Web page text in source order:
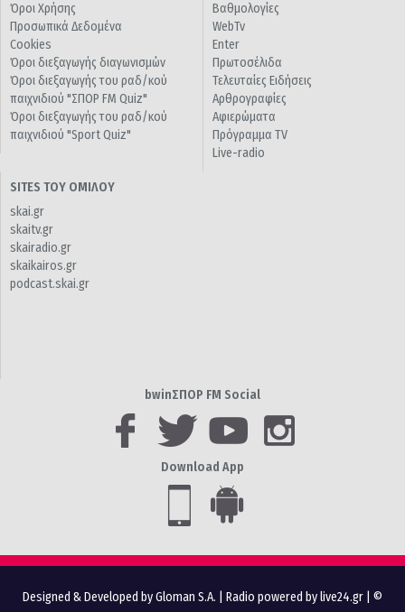
Όροι Χρήσης
Προσωπικά Δεδομένα
Cookies
Όροι διεξαγωγής διαγωνισμών
Όροι διεξαγωγής του ραδ/κού
παιχνιδιού "ΣΠΟΡ FM Quiz"
Όροι διεξαγωγής του ραδ/κού
παιχνιδιού "Sport Quiz"
Βαθμολογίες
WebTv
Enter
Πρωτοσέλιδα
Τελευταίες Ειδήσεις
Αρθρογραφίες
Αφιερώματα
Πρόγραμμα TV
Live-radio
SITES ΤΟΥ ΟΜΙΛΟΥ
skai.gr
skaitv.gr
skairadio.gr
skaikairos.gr
podcast.skai.gr
bwinΣΠΟΡ FM Social
Download App
Designed & Developed by Gloman S.A. Radio powered by live24.gr | ©